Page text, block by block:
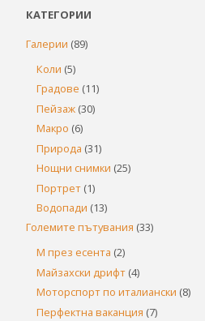
КАТЕГОРИИ
Галерии (89)
Коли (5)
Градове (11)
Пейзаж (30)
Макро (6)
Природа (31)
Нощни снимки (25)
Портрет (1)
Водопади (13)
Големите пътувания (33)
М през есента (2)
Майзахски дрифт (4)
Моторспорт по италиански (8)
Перфектна ваканция (7)